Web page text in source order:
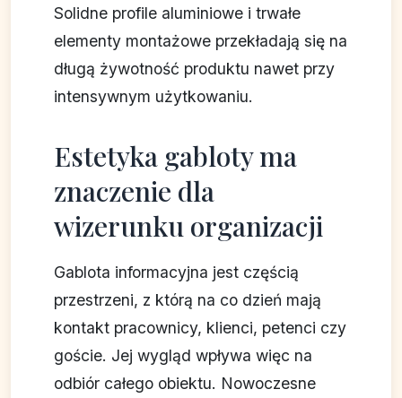
Solidne profile aluminiowe i trwałe
elementy montażowe przekładają się na
długą żywotność produktu nawet przy
intensywnym użytkowaniu.
Estetyka gabloty ma
znaczenie dla
wizerunku organizacji
Gablota informacyjna jest częścią
przestrzeni, z którą na co dzień mają
kontakt pracownicy, klienci, petenci czy
goście. Jej wygląd wpływa więc na
odbiór całego obiektu. Nowoczesne